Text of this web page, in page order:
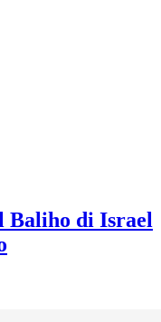
Baliho di Israel